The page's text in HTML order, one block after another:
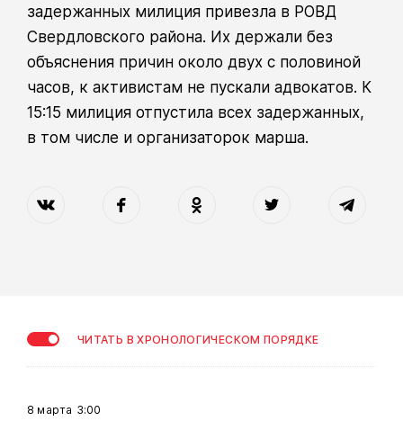
задержанных милиция привезла в РОВД
Свердловского района. Их держали без
объяснения причин около двух с половиной
часов, к активистам не пускали адвокатов. К
15:15 милиция отпустила всех задержанных,
в том числе и организаторок марша.
ЧИТАТЬ В ХРОНОЛОГИЧЕСКОМ ПОРЯДКЕ
3:00
8 марта